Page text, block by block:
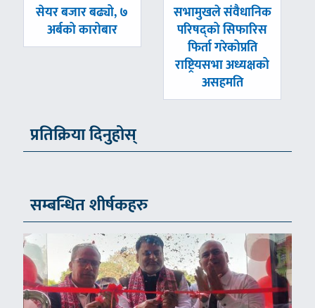
पछिल्लाे
सेयर बजार बढ्यो, ७
अर्बको कारोबार
अघिल्लाे
सभामुखले संवैधानिक
परिषद्को सिफारिस
फिर्ता गरेकोप्रति
राष्ट्रियसभा अध्यक्षको
असहमति
प्रतिक्रिया दिनुहोस्
सम्बन्धित शीर्षकहरु